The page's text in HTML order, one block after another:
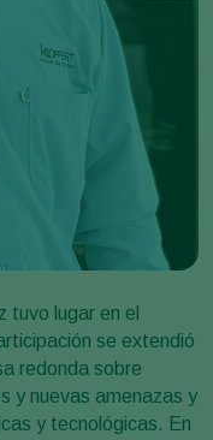
tuvo lugar en el
se extendió
redonda sobre
y nuevas amenazas y
y tecnológicas. En